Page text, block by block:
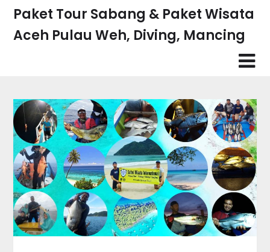
Skip
content
Paket Tour Sabang & Paket Wisata
Aceh Pulau Weh, Diving, Mancing